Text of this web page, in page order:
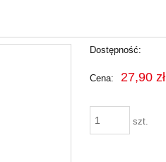
Dostępność:
Cena: 27,90 zł
szt.